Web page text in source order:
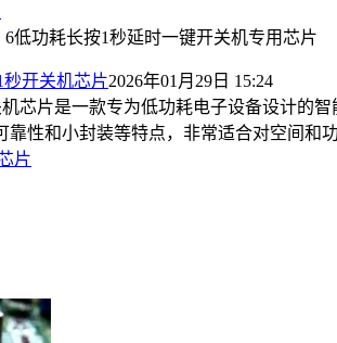
6低功耗长按1秒延时一键开关机专用芯片
秒开关机芯片2026年01月29日 15:24
机芯片是一款专为低功耗电子设备设计
性和小封装等特点，非常适合对空间和
片